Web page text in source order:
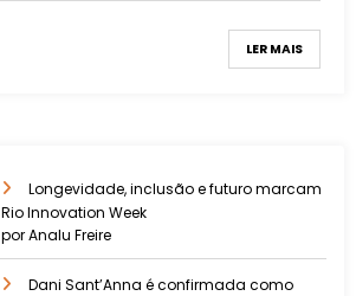
LER MAIS
Longevidade, inclusão e futuro marcam
Rio Innovation Week
por Analu Freire
Dani Sant’Anna é confirmada como